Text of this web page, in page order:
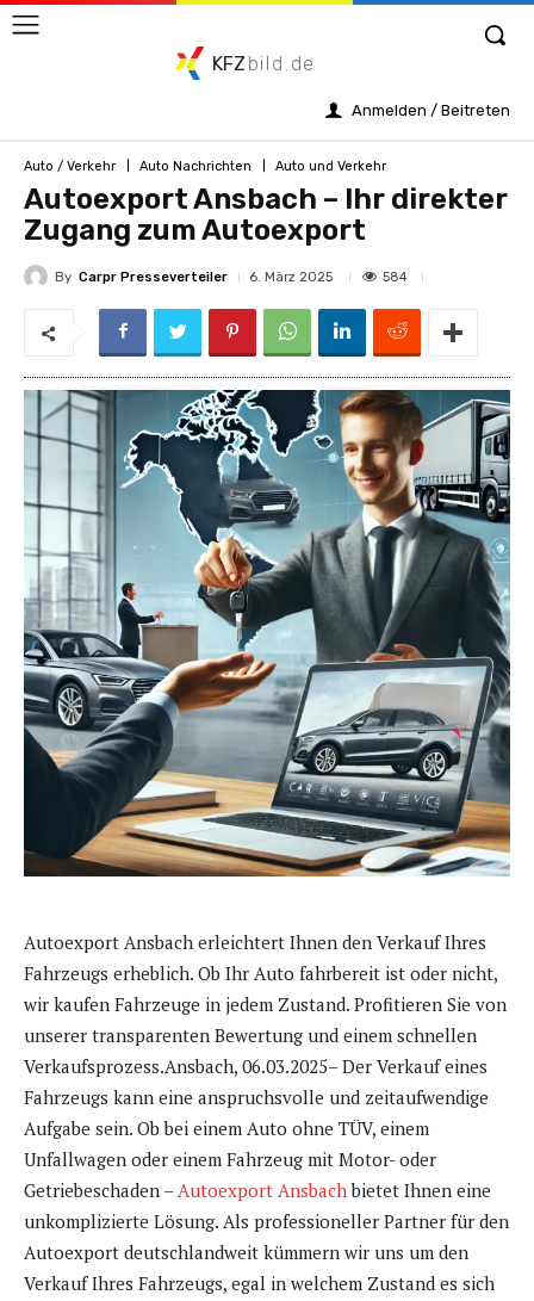
KFZ bild.de
Anmelden / Beitreten
Auto / Verkehr Auto Nachrichten Auto und Verkehr
Autoexport Ansbach – Ihr direkter
Zugang zum Autoexport
By Carpr Presseverteiler 6. März 2025 584
Autoexport Ansbach erleichtert Ihnen den Verkauf Ihres
Fahrzeugs erheblich. Ob Ihr Auto fahrbereit ist oder nicht,
wir kaufen Fahrzeuge in jedem Zustand. Profitieren Sie von
unserer transparenten Bewertung und einem schnellen
Verkaufsprozess.Ansbach, 06.03.2025– Der Verkauf eines
Fahrzeugs kann eine anspruchsvolle und zeitaufwendige
Aufgabe sein. Ob bei einem Auto ohne TÜV, einem
Unfallwagen oder einem Fahrzeug mit Motor- oder
Getriebeschaden –Autoexport Ansbachbietet Ihnen eine
unkomplizierte Lösung. Als professioneller Partner für den
Autoexport deutschlandweit kümmern wir uns um den
Verkauf Ihres Fahrzeugs, egal in welchem Zustand es sich